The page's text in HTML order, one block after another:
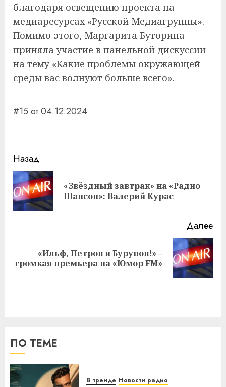
благодаря освещению проекта на
медиаресурсах «Русской Медиагруппы».
Помимо этого, Маргарита Буторина
приняла участие в панельной дискуссии
на тему «Какие проблемы окружающей
среды вас волнуют больше всего».
#15 от 04.12.2024
Навигация
записи
Назад
«Звёздный завтрак» на «Радио
Шансон»: Валерий Курас
Далее
Следующая
запись:
«Ильф, Петров и Бурунов!» –
громкая премьера на «Юмор FM»
ПО ТЕМЕ
В тренде Новости радио